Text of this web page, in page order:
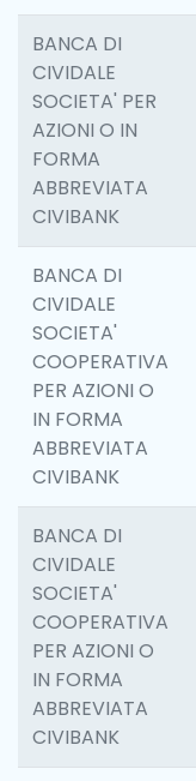
BANCA DI
CIVIDALE
SOCIETA' PER
AZIONI O IN
FORMA
ABBREVIATA
CIVIBANK
BANCA DI
CIVIDALE
SOCIETA'
COOPERATIVA
PER AZIONI O
IN FORMA
ABBREVIATA
CIVIBANK
BANCA DI
CIVIDALE
SOCIETA'
COOPERATIVA
PER AZIONI O
IN FORMA
ABBREVIATA
CIVIBANK